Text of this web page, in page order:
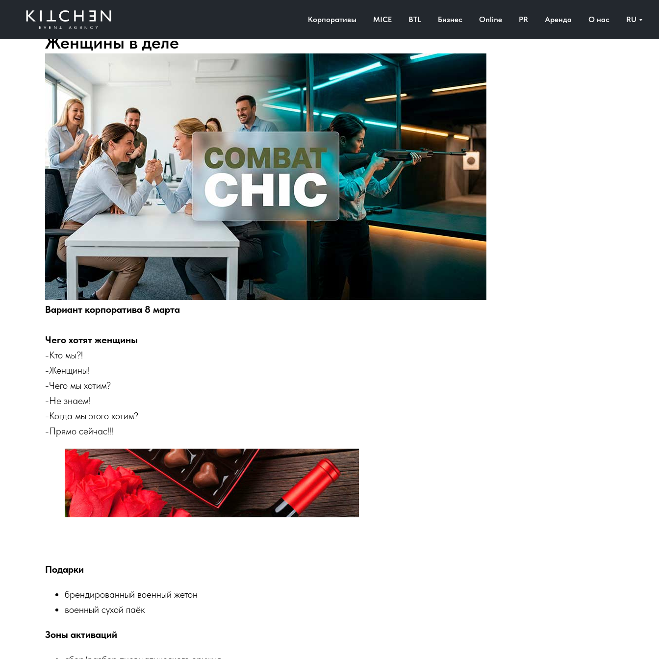
Корпоративы MICE BTL Бизнес Online PR Аренда О нас RU
Женщины в деле
Вариант корпоратива 8 марта
Чего хотят женщины
-Кто мы?!
-Женщины!
-Чего мы хотим?
-Не знаем!
-Когда мы этого хотим?
-Прямо сейчас!!!
Подарки
брендированный военный жетон
военный сухой паёк
Зоны активаций